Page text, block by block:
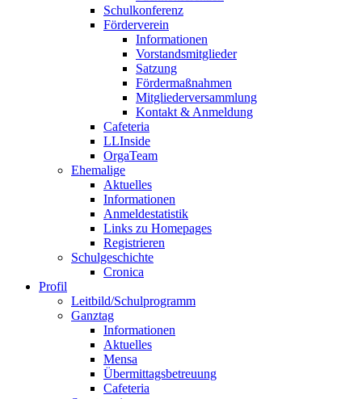
Schulkonferenz
Förderverein
Informationen
Vorstandsmitglieder
Satzung
Fördermaßnahmen
Mitgliederversammlung
Kontakt & Anmeldung
Cafeteria
LLInside
OrgaTeam
Ehemalige
Aktuelles
Informationen
Anmeldestatistik
Links zu Homepages
Registrieren
Schulgeschichte
Cronica
Profil
Leitbild/Schulprogramm
Ganztag
Informationen
Aktuelles
Mensa
Übermittagsbetreuung
Cafeteria